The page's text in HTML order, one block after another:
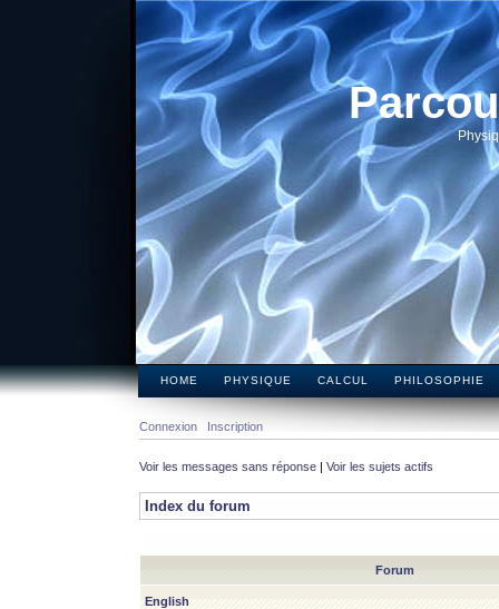
HOME PHYSIQUE CALCUL PHILOSOPHIE
Connexion Inscription
Voir les messages sans réponse | Voir les sujets actifs
Index du forum
Forum
English